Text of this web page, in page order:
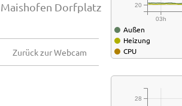
Maishofen Dorfplatz
Zurück zur Webcam
03h
20
Außen
Heizung
CPU
28